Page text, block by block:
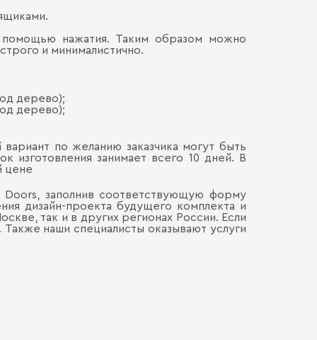
нажатия. Таким образом можно
и минималистично.
дерево);
дерево);
по желанию заказчика могут быть
занимает всего 10 дней. В
цене
Doors, заполнив соответствующую форму
дизайн-проекта будущего комплекта и
так и в других регионах России. Если
наши специалисты оказывают услуги